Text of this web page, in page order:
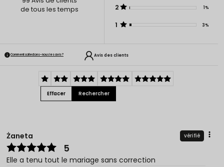
de tous les temps
2 1%
1 3%
Comment collectons-nous les avis ? Avis des clients
Effacer Rechercher
Żaneta vérifié
5
Elle a tenu tout le mariage sans correction